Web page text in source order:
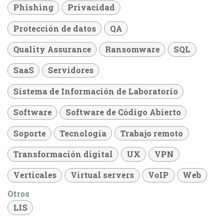
Phishing Privacidad
Protección de datos QA
Quality Assurance Ransomware SQL
SaaS Servidores
Sistema de Información de Laboratorio
Software Software de Código Abierto
Soporte Tecnología Trabajo remoto
Transformación digital UX VPN
Verticales Virtual servers VoIP
Web
Otros
LIS